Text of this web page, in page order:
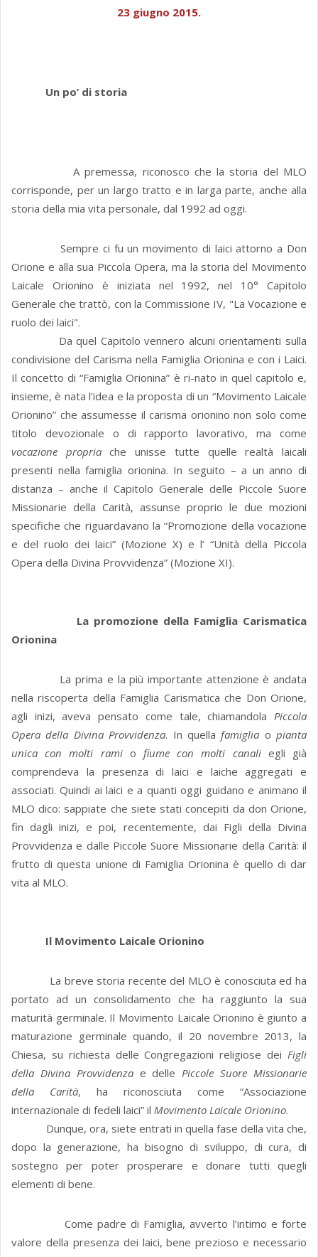
23 giugno 2015.
Un po’ di storia
A premessa, riconosco che la storia del MLO
corrisponde, per un largo tratto e in larga parte, anche alla
storia della mia vita personale, dal 1992 ad oggi.
Sempre ci fu un movimento di laici attorno a Don
Orione e alla sua Piccola Opera, ma la storia del Movimento
Laicale Orionino è iniziata nel 1992, nel 10° Capitolo
Generale che trattò, con la Commissione IV, "La Vocazione e
ruolo dei laici".
Da quel Capitolo vennero alcuni orientamenti sulla
condivisione del Carisma nella Famiglia Orionina e con i Laici.
Il concetto di “Famiglia Orionina” è ri-nato in quel capitolo e,
insieme, è nata l’idea e la proposta di un “Movimento Laicale
Orionino” che assumesse il carisma orionino non solo come
titolo devozionale o di rapporto lavorativo, ma come
vocazione propriache unisse tutte quelle realtà laicali
presenti nella famiglia orionina. In seguito – a un anno di
distanza – anche il Capitolo Generale delle Piccole Suore
Missionarie della Carità, assunse proprio le due mozioni
specifiche che riguardavano la “Promozione della vocazione
e del ruolo dei laici” (Mozione X) e l’ “Unità della Piccola
Opera della Divina Provvidenza” (Mozione XI).
La promozione della Famiglia Carismatica
Orionina
La prima e la più importante attenzione è andata
nella riscoperta della Famiglia Carismatica che Don Orione,
agli inizi, aveva pensato come tale, chiamandola Piccola
Opera della Divina Provvidenza. In quellafamiglia o pianta
unica con molti ramiofiume con molti canaliegli già
comprendeva la presenza di laici e laiche aggregati e
associati. Quindi ai laici e a quanti oggi guidano e animano il
MLO dico: sappiate che siete stati concepiti da don Orione,
fin dagli inizi, e poi, recentemente, dai Figli della Divina
Provvidenza e dalle Piccole Suore Missionarie della Carità: il
frutto di questa unione di Famiglia Orionina è quello di dar
vita al MLO.
Il Movimento Laicale Orionino
La breve storia recente del MLO è conosciuta ed ha
portato ad un consolidamento che ha raggiunto la sua
maturità germinale. Il Movimento Laicale Orionino è giunto a
maturazione germinale quando, il 20 novembre 2013, la
Chiesa, su richiesta delle Congregazioni religiose dei Figli
della Divina Provvidenzae dellePiccole Suore Missionarie
della Carità, ha riconosciuta come “Associazione
internazionale di fedeli laici” il Movimento Laicale Orionino.
Dunque, ora, siete entrati in quella fase della vita che,
dopo la generazione, ha bisogno di sviluppo, di cura, di
sostegno per poter prosperare e donare tutti quegli
elementi di bene.
Come padre di Famiglia, avverto l’intimo e forte
valore della presenza dei laici, bene prezioso e necessario